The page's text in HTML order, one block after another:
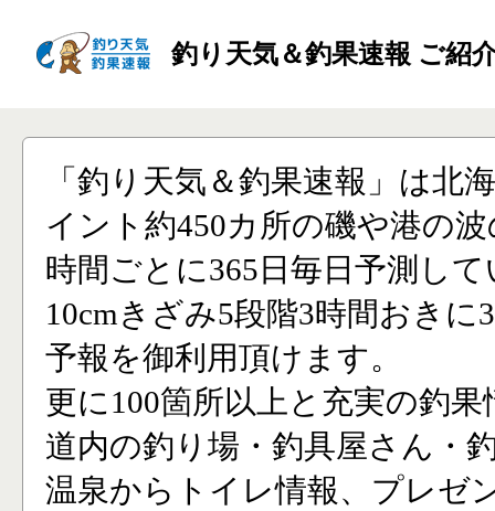
釣り天気＆釣果速報 ご紹
「釣り天気＆釣果速報」は北
イント約450カ所の磯や港の
時間ごとに365日毎日予測し
10cmきざみ5段階3時間おきに
予報を御利用頂けます。
更に100箇所以上と充実の釣果
道内の釣り場・釣具屋さん・
温泉からトイレ情報、プレゼ